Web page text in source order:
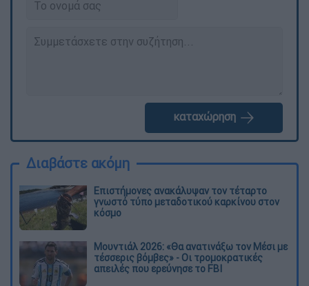
καταχώρηση
Διαβάστε ακόμη
Επιστήμονες ανακάλυψαν τον τέταρτο
γνωστό τύπο μεταδοτικού καρκίνου στον
κόσμο
Μουντιάλ 2026: «Θα ανατινάξω τον Μέσι με
τέσσερις βόμβες» - Οι τρομοκρατικές
απειλές που ερεύνησε το FBI